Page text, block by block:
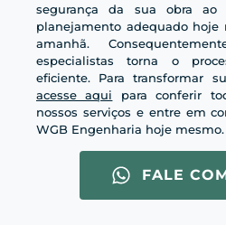
segurança da sua obra ao
planejamento adequado
amanhã.
especialistas torna o
eficiente. Para transformar
acesse aqui para conferir
nossos serviços e entre em
WGB Engenharia hoje mesmo.
FALE